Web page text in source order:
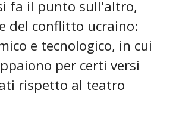
fa il punto sull'altro,
del conflitto ucraino:
e tecnologico, in cui
per certi versi
rispetto al teatro